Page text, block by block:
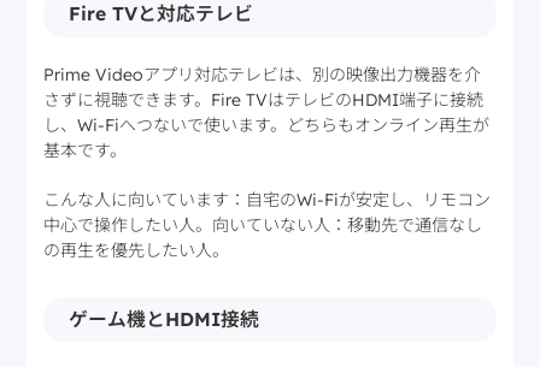
Fire TVと対応テレビ
Prime Videoアプリ対応テレビは、別の映像出力機器を介
さずに視聴できます。Fire TVはテレビのHDMI端子に接続
し、Wi-Fiへつないで使います。どちらもオンライン再生が
基本です。
こんな人に向いています：自宅のWi-Fiが安定し、リモコン
中心で操作したい人。向いていない人：移動先で通信なし
の再生を優先したい人。
ゲーム機とHDMI接続